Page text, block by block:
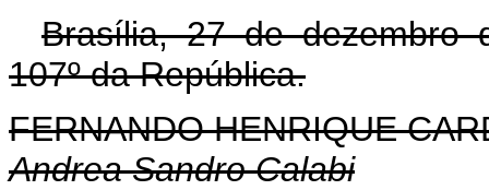
Brasília, 27 de dezembro
107º da República.
FERNANDO HENRIQUE
Andrea Sandro Calabi